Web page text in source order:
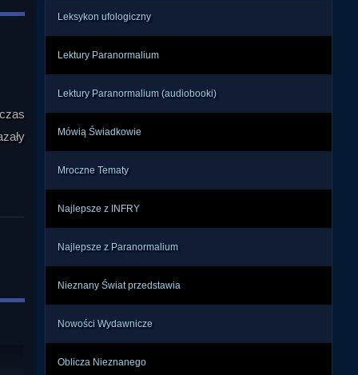
w
Leksykon ufologiczny
Lektury Paranormalium
Lektury Paranormalium (audiobooki)
Mówią Świadkowie
Mroczne Tematy
Najlepsze z INFRY
Najlepsze z Paranormalium
Nieznany Świat przedstawia
Nowości Wydawnicze
Oblicza Nieznanego